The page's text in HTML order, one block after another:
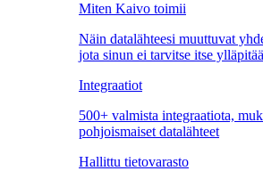
Miten Kaivo toimii
Näin datalähteesi muuttuvat
jota sinun ei tarvitse itse ylläpitää
Integraatiot
500+ valmista integraatiota,
pohjoismaiset datalähteet
Hallittu tietovarasto